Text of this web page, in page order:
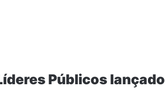
Públicos lançado